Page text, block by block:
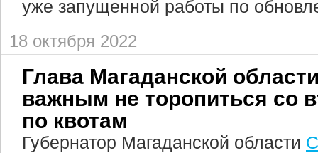
уже запущенной работы по
18 октября 2022
Глава Магаданской
важным не торопиться со
по квотам
Губернатор Магаданской области